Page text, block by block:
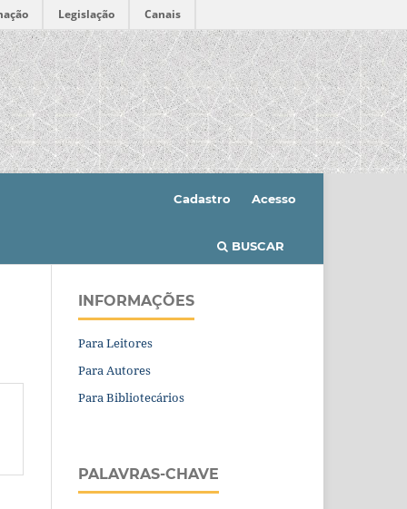
Legislação Canais
BUSCAR
Cadastro Acesso
INFORMAÇÕES
Para Leitores
Para Autores
Para Bibliotecários
PALAVRAS-CHAVE